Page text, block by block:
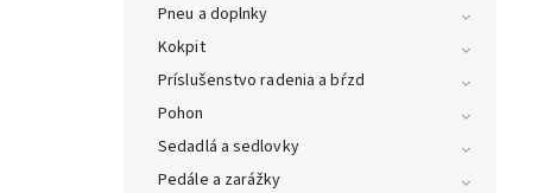
Pneu a doplnky
Kokpit
Príslušenstvo radenia a bŕzd
Pohon
Sedadlá a sedlovky
Pedále a zarážky